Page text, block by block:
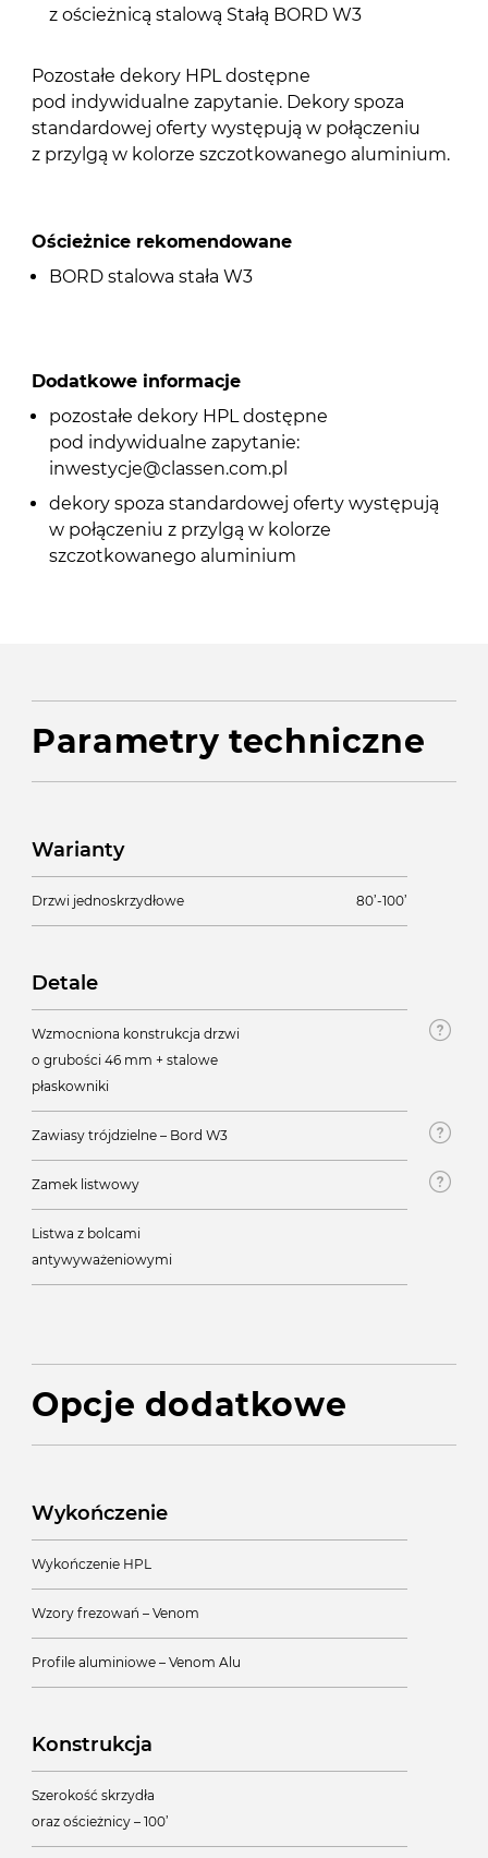
z ościeżnicą stalową Stałą BORD W3
Pozostałe dekory HPL dostępne
pod indywidualne zapytanie. Dekory spoza
standardowej oferty występują w połączeniu
z przylgą w kolorze szczotkowanego aluminium.
Ościeżnice rekomendowane
BORD stalowa stała W3
Dodatkowe informacje
pozostałe dekory HPL dostępne
pod indywidualne zapytanie:
inwestycje@classen.com.pl
dekory spoza standardowej oferty występują
w połączeniu z przylgą w kolorze
szczotkowanego aluminium
Parametry techniczne
Warianty
Drzwi jednoskrzydłowe 80’-100’
Detale
Wzmocniona konstrukcja drzwi
o grubości 46 mm + stalowe
płaskowniki
Zawiasy trójdzielne – Bord W3
Zamek listwowy
Listwa z bolcami
antywyważeniowymi
Opcje dodatkowe
Wykończenie
Wykończenie HPL
Wzory frezowań – Venom
Profile aluminiowe – Venom Alu
Konstrukcja
Szerokość skrzydła
oraz ościeżnicy – 100’